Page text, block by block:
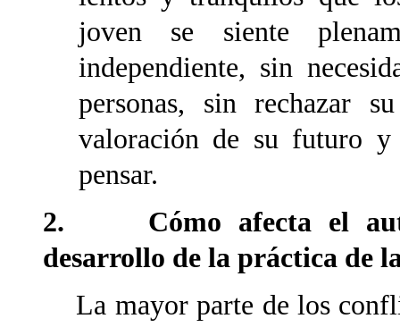
joven se siente
independiente, sin
personas, sin rechazar
valoración de su futuro
pensar.
2. Cómo afecta el
desarrollo de la práctica de
La mayor parte de los